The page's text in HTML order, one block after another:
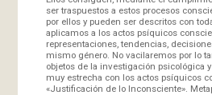
ser traspuestos a estos procesos
por ellos y pueden ser descritos con
aplicamos a los actos psíquicos
representaciones, tendencias,
mismo género. No vacilaremos por lo
objetos de la investigación psicológica
muy estrecha con los actos psíquicos
«Justificación de lo Inconsciente».